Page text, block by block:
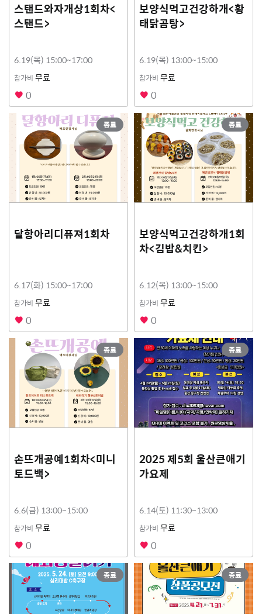
스탠드와자개상1회차<
스탠드>
6.19(목) 15:00~17:00
참가비 무료
0
보양식먹고건강하개<황
태닭곰탕>
6.19(목) 13:00~15:00
참가비 무료
0
종료
달항아리디퓨져1회차
6.17(화) 15:00~17:00
참가비 무료
0
종료
보양식먹고건강하개1회
차<김밥&치킨>
6.12(목) 13:00~15:00
참가비 무료
0
종료
손뜨개공예1회차<미니
토드백>
6.6(금) 13:00~15:00
참가비 무료
0
종료
2025 제5회 울산큰애기
가요제
6.14(토) 11:30~13:00
참가비 무료
0
종료 종료